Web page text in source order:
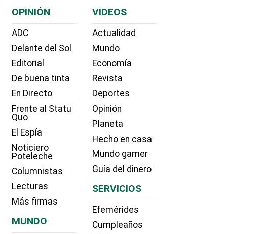
OPINIÓN
ADC
Delante del Sol
Editorial
De buena tinta
En Directo
Frente al Statu
Quo
El Espía
Noticiero
Poteleche
Columnistas
Lecturas
Más firmas
MUNDO
VIDEOS
Actualidad
Mundo
Economía
Revista
Deportes
Opinión
Planeta
Hecho en casa
Mundo gamer
Guía del dinero
SERVICIOS
Efemérides
Cumpleaños